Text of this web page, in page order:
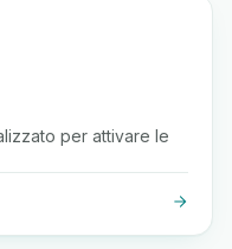
per attivare le